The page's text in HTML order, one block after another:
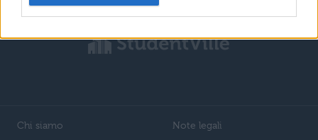
Chi siamo
Note legali